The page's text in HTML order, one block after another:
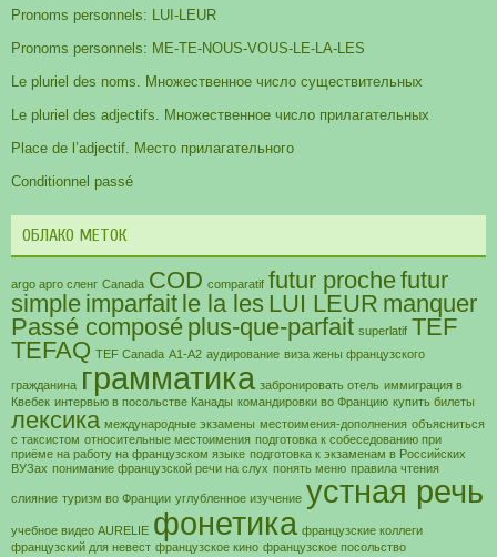
Pronoms personnels: LUI-LEUR
Pronoms personnels: ME-TE-NOUS-VOUS-LE-LA-LES
Le pluriel des noms. Множественное число существительных
Le pluriel des adjectifs. Множественное число прилагательных
Place de l’adjectif. Место прилагательного
Conditionnel passé
ОБЛАКО МЕТОК
argo арго сленг Canada COD comparatif futur prochefutur
simple imparfait le la les LUI LEUR manquer
Passé composé plus-que-parfait superlatif TEF
TEFAQ TEF Canada А1-А2 аудирование виза жены французского
гражданина грамматика забронировать отель иммиграция в
Квебек интервью в посольстве Канады командировки во Францию купить билеты
лексика международные экзамены местоимения-дополнения объясниться
с таксистом относительные местоимения подготовка к собеседованию при
приёме на работу на французском языке подготовка к экзаменам в Российских
ВУЗах понимание французской речи на слух понять меню правила чтения
слияние туризм во Франции углубленное изучение устная речь
учебное видео AURELIE фонетика французские коллеги
французский для невест французское кино французское посольство